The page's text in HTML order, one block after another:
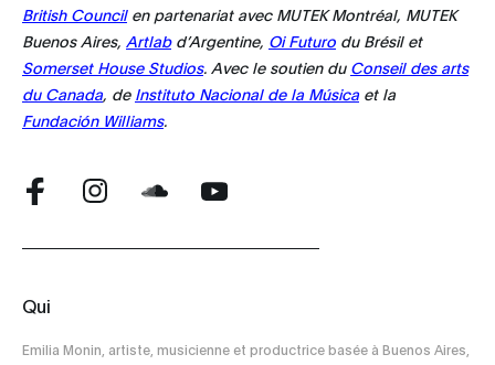
British Councilen partenariat avec MUTEK Montréal, MUTEK
Buenos Aires, Artlabd’Argentine, Oi Futuro du Brésil et
Somerset House Studios. Avec le soutien du Conseil des arts
du Canada, de Instituto Nacional de la Música et la
Fundación Williams.
Qui
Emilia Monin, artiste, musicienne et productrice basée à Buenos Aires,